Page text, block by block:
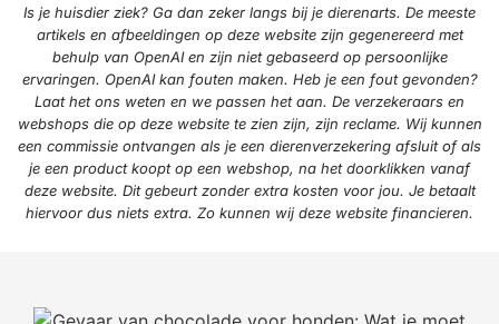
Is je huisdier ziek? Ga dan zeker langs bij je dierenarts. De meeste
artikels en afbeeldingen op deze website zijn gegenereerd met
behulp van OpenAI en zijn niet gebaseerd op persoonlijke
ervaringen. OpenAI kan fouten maken. Heb je een fout gevonden?
Laat het ons weten en we passen het aan. De verzekeraars en
webshops die op deze website te zien zijn, zijn reclame. Wij kunnen
een commissie ontvangen als je een dierenverzekering afsluit of als
je een product koopt op een webshop, na het doorklikken vanaf
deze website. Dit gebeurt zonder extra kosten voor jou. Je betaalt
hiervoor dus niets extra. Zo kunnen wij deze website financieren.